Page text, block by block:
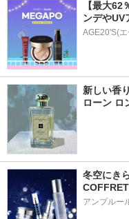
【最大
ンデやUV
AGE20'S(
新しい香
ローン ロ
冬空にき
アンプルー